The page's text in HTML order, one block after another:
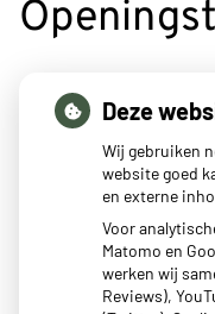
Maandag:
Woensdag:
Donderdag:
Deze
Wij gebruiken
website goed
en externe
Voor
Matomo en
werken wij
Reviews),